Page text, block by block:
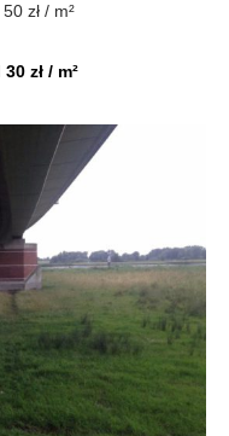
zł / m²
zł / m²